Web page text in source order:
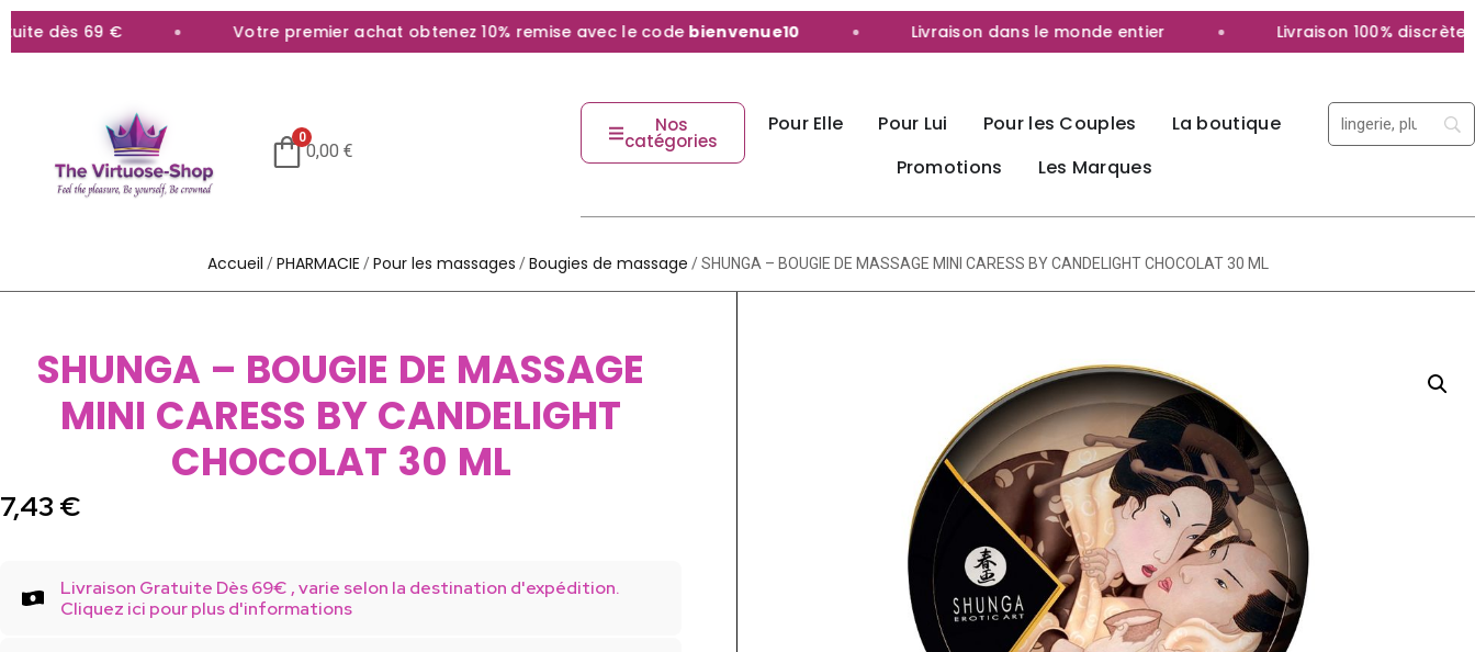
dès 69 € Votre premier achat obtenez 10% remise avec le code bienvenue10 Livraison dans le monde entier Livraison 100% discrète
0
0,00€
Nos
catégories
Pour Elle Pour Lui Pour les Couples
La boutique
Promotions
Les Marques
Accueil /PHARMACIE /Pour les massages /Bougies de massage / SHUNGA – BOUGIE DE MASSAGE MINI CARESS BY CANDELIGHT CHOCOLAT 30 ML
SHUNGA – BOUGIE DE MASSAGE
MINI CARESS BY CANDELIGHT
CHOCOLAT 30 ML
7,43 €
Livraison Gratuite Dès 69€ , varie selon la destination d'expédition.
Cliquez ici pour plus d'informations